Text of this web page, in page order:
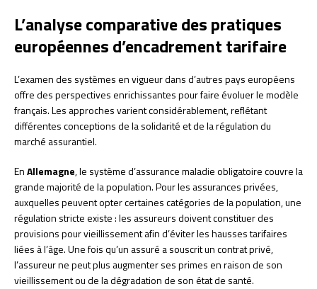
L’analyse comparative des pratiques
européennes d’encadrement tarifaire
L’examen des systèmes en vigueur dans d’autres pays européens
offre des perspectives enrichissantes pour faire évoluer le modèle
français. Les approches varient considérablement, reflétant
différentes conceptions de la solidarité et de la régulation du
marché assurantiel.
EnAllemagne, le système d’assurance maladie obligatoire couvre la
grande majorité de la population. Pour les assurances privées,
auxquelles peuvent opter certaines catégories de la population, une
régulation stricte existe : les assureurs doivent constituer des
provisions pour vieillissement afin d’éviter les hausses tarifaires
liées à l’âge. Une fois qu’un assuré a souscrit un contrat privé,
l’assureur ne peut plus augmenter ses primes en raison de son
vieillissement ou de la dégradation de son état de santé.